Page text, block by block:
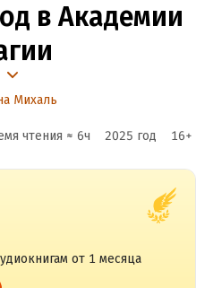
в Академии
Михаль
чтения ≈ 6ч 2025 год 16+
от 1 месяца